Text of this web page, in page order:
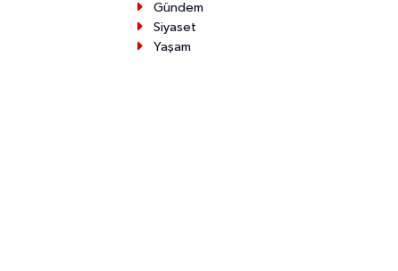
Gündem
Siyaset
Yaşam